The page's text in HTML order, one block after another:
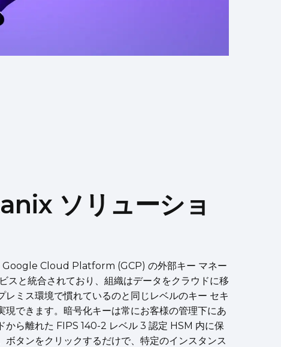
ソリューショ
Cloud Platform (GCP) の外部キー マネー
スと統合されており、組織はデータをクラウドに移
レミス環境で慣れているのと同じレベルのキー セキ
現できます。暗号化キーは常にお客様の管理下にあ
から離れた FIPS 140-2 レベル 3 認定 HSM 内に保
ボタンをクリックするだけで、特定のインスタンス